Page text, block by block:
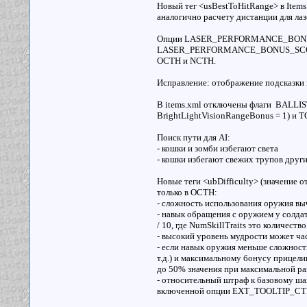
Новый тег <usBestToHitRange> в
аналогично расчету дистанции для
Опции
OCTH и NCTH.
Исправление: отображение
В items.xml отключены флаги
BrightLightVisionRangeBonus = 1) и
Поиск пути для AI:
- кошки и зомби избегают света
- кошки избегают свежих трупов
Новые теги <ubDifficulty> (значение
только в OCTH:
- сложность использования оружия
- навык обращения с оружием у
/ 10, где NumSkillTraits это
- высокий уровень мудрости может
- если навык оружия меньше
т.д.) и максимальному бонусу
до 50% значения при максимальной
- относительный штраф к базовому
включенной опции